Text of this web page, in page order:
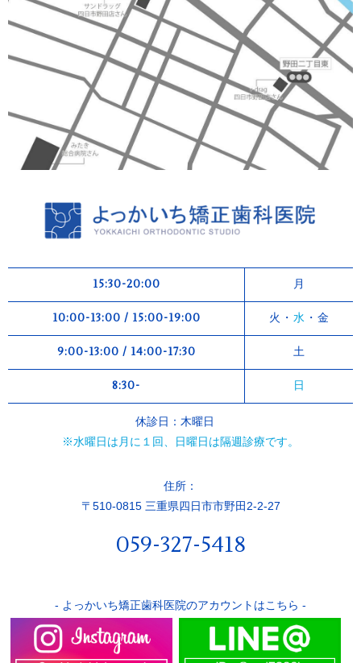
15:30-20:00 月
10:00-13:00 / 15:00-19:00 火・ 水 ・金
9:00-13:00 / 14:00-17:30 土
8:30- 日
休診日：木曜日
※水曜日は月に１回、日曜日は隔週診療です。
住所：
〒510-0815 三重県四日市市野田2-2-27
059-327-5418
- よっかいち矯正歯科医院のアカウントはこちら -